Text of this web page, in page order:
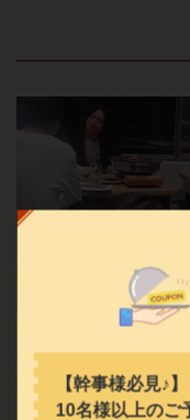
【幹事様必見♪】
10名様以上のご
この
東京都新宿区歌舞伎町
https://yakuyaku-